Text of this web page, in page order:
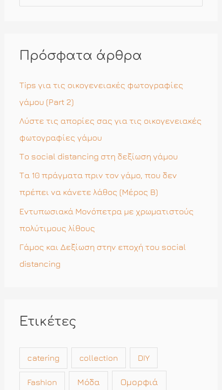
ή
η
σ
η
γ
Πρόσφατα άρθρα
Tips για τις οικογενειακές φωτογραφίες
γάμου (Part 2)
Λύστε τις απορίες σας για τις οικογενειακές
φωτογραφίες γάμου
Το social distancing στη δεξίωση γάμου
Τα 10 πράγματα πριν τον γάμο, που δεν
πρέπει να κάνετε λάθος (Μέρος Β)
Εντυπωσιακά Μονόπετρα με χρωματιστούς
πολύτιμους λίθους
Γάμος και Δεξίωση στην εποχή του social
distancing
Ετικέτες
catering collection DIY
Fashion Μόδα Ομορφιά